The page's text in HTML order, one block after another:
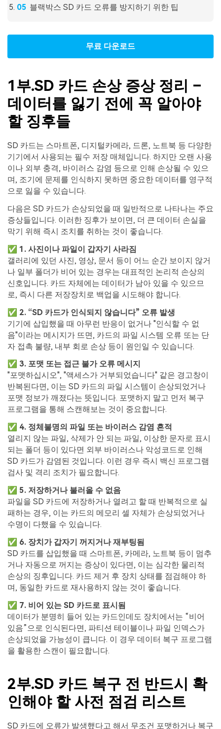
블랙박스 SD 카드 오류를 방지하기 위한 팁
무료 다운로드
1부.SD 카드 손상 증상 정리 –
데이터를 잃기 전에 꼭 알아야
할 징후들
SD 카드는 스마트폰, 디지털카메라, 드론, 노트북 등 다양한
기기에서 사용되는 필수 저장 매체입니다. 하지만 오랜 사용
이나 외부 충격, 바이러스 감염 등으로 인해 손상될 수 있으
며, 조기에 문제를 인식하지 못하면 중요한 데이터를 영구적
으로 잃을 수 있습니다.
다음은 SD 카드가 손상되었을 때 일반적으로 나타나는 주요
증상들입니다. 이러한 징후가 보이면, 더 큰 데이터 손실을
막기 위해 즉시 조치를 취하는 것이 좋습니다.
✅ 1. 사진이나 파일이 갑자기 사라짐
갤러리에 있던 사진, 영상, 문서 등이 어느 순간 보이지 않거
나 일부 폴더가 비어 있는 경우는 대표적인 논리적 손상의
신호입니다. 카드 자체에는 데이터가 남아 있을 수 있으므
로, 즉시 다른 저장장치로 백업을 시도해야 합니다.
✅ 2. “SD 카드가 인식되지 않습니다” 오류 발생
기기에 삽입했을 때 아무런 반응이 없거나 "인식할 수 없
음"이라는 메시지가 뜨면, 카드의 파일 시스템 오류 또는 단
자 접촉 불량, 내부 회로 손상 등이 원인일 수 있습니다.
✅ 3. 포맷 또는 접근 불가 오류 메시지
"포맷하십시오", "액세스가 거부되었습니다" 같은 경고창이
반복된다면, 이는 SD 카드의 파일 시스템이 손상되었거나
포맷 정보가 깨졌다는 뜻입니다. 포맷하지 말고 먼저 복구
프로그램을 통해 스캔해보는 것이 중요합니다.
✅ 4. 정체불명의 파일 또는 바이러스 감염 흔적
열리지 않는 파일, 삭제가 안 되는 파일, 이상한 문자로 표시
되는 폴더 등이 있다면 외부 바이러스나 악성코드로 인해
SD 카드가 감염된 것입니다. 이런 경우 즉시 백신 프로그램
검사 및 격리 조치가 필요합니다.
✅ 5. 저장하거나 불러올 수 없음
파일을 SD 카드에 저장하거나 열려고 할 때 반복적으로 실
패하는 경우, 이는 카드의 메모리 셀 자체가 손상되었거나
수명이 다했을 수 있습니다.
✅ 6. 장치가 갑자기 꺼지거나 재부팅됨
SD 카드를 삽입했을 때 스마트폰, 카메라, 노트북 등이 멈추
거나 자동으로 꺼지는 증상이 있다면, 이는 심각한 물리적
손상의 징후입니다. 카드 제거 후 장치 상태를 점검해야 하
며, 동일한 카드로 재사용하지 않는 것이 좋습니다.
✅ 7. 비어 있는 SD 카드로 표시됨
데이터가 분명히 들어 있는 카드인데도 장치에서는 “비어
있음”으로 인식된다면, 파티션 테이블이나 파일 인덱스가
손상되었을 가능성이 큽니다. 이 경우 데이터 복구 프로그램
을 활용한 스캔이 필요합니다.
2부.SD 카드 복구 전 반드시 확
인해야 할 사전 점검 리스트
SD 카드에 오류가 발생했다고 해서 무조건 포맷하거나 복구